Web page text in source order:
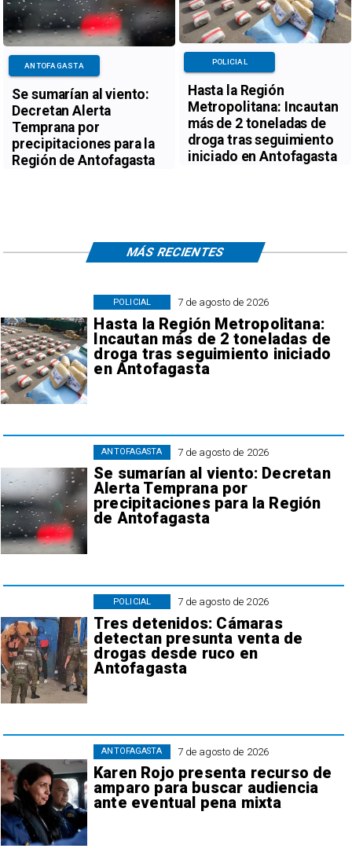
Se sumarían al viento:
Decretan Alerta
Temprana por
precipitaciones para la
Región de Antofagasta
ANTOFAGASTA
Hasta la Región
Metropolitana: Incautan
más de 2 toneladas de
droga tras seguimiento
iniciado en Antofagasta
POLICIAL
7 de agosto de 2026
Hasta la Región Metropolitana:
Incautan más de 2 toneladas de
droga tras seguimiento iniciado
en Antofagasta
POLICIAL
7 de agosto de 2026
Se sumarían al viento: Decretan
Alerta Temprana por
precipitaciones para la Región
de Antofagasta
ANTOFAGASTA
7 de agosto de 2026
Tres detenidos: Cámaras
detectan presunta venta de
drogas desde ruco en
Antofagasta
POLICIAL
7 de agosto de 2026
Karen Rojo presenta recurso de
amparo para buscar audiencia
ante eventual pena mixta
ANTOFAGASTA
MÁS RECIENTES